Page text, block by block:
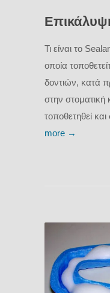
Τι είναι το
οποία
δοντιών, κατά
στην στοματική
τοποθετηθεί
more →